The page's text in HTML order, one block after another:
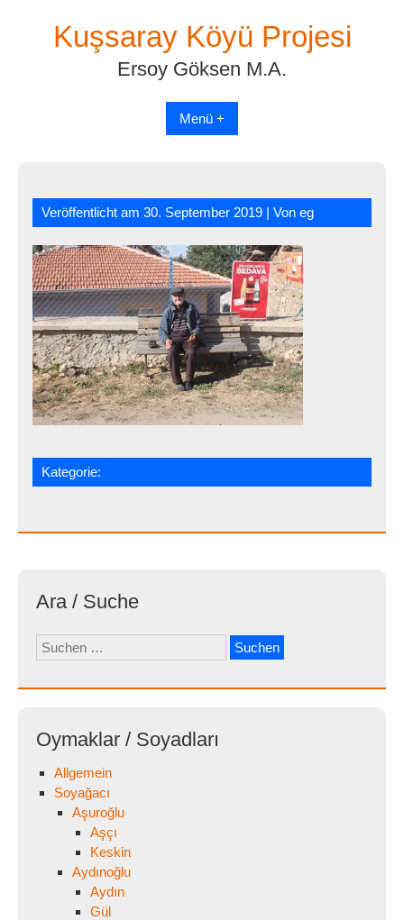
Kuşsaray Köyü Projesi
Ersoy Göksen M.A.
Menü +
Veröffentlicht am30. September 2019 | Voneg
Kategorie:
Ara / Suche
Suchen
nach:
Oymaklar / Soyadları
Allgemein
Soyağacı
Aşuroğlu
Aşçı
Keskin
Aydınoğlu
Aydın
Gül